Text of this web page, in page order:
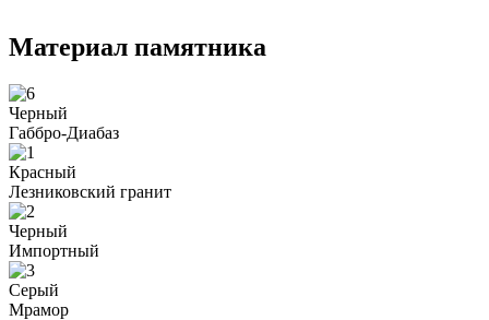
Материал памятника
Черный
Габбро-Диабаз
Красный
Лезниковский гранит
Черный
Импортный
Серый
Мрамор